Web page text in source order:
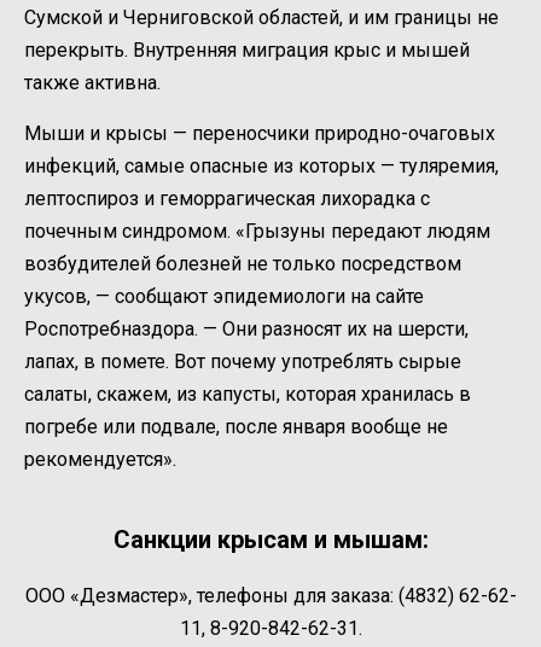
Сумской и Черниговской областей, и им границы не
перекрыть. Внутренняя миграция крыс и мышей
также активна.
Мыши и крысы — переносчики природно-очаговых
инфекций, самые опасные из которых — туляремия,
лептоспироз и геморрагическая лихорадка с
почечным синдромом. «Грызуны передают людям
возбудителей болезней не только посредством
укусов, — сообщают эпидемиологи на сайте
Роспотребназдора. — Они разносят их на шерсти,
лапах, в помете. Вот почему употреблять сырые
салаты, скажем, из капусты, которая хранилась в
погребе или подвале, после января вообще не
рекомендуется».
Санкции крысам и мышам:
ООО «Дезмастер», телефоны для заказа: (4832) 62-62-
11, 8-920-842-62-31.